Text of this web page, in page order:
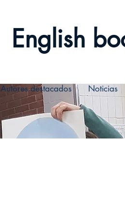
English
Autores destacados Noticias